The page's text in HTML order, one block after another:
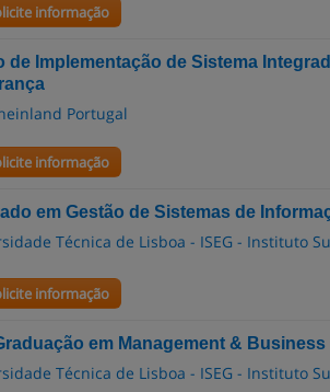
informação
de Implementação de Sistema
Portugal
informação
em Gestão de Sistemas de
Técnica de Lisboa - ISEG - Instituto
informação
em Management &
Técnica de Lisboa - ISEG - Instituto